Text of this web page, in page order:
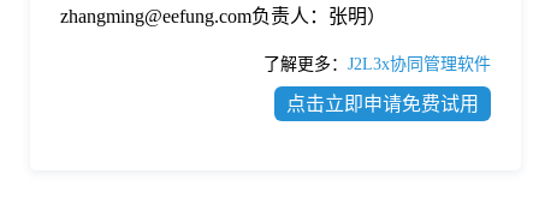
zhangming@eefung.com负责人：张明）
了解更多： J2L3x协同管理软件
点击立即申请免费试用